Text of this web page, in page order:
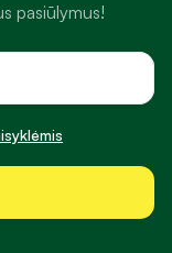
pasiūlymus!